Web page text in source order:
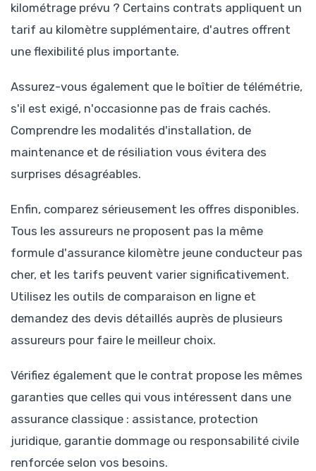
kilométrage prévu ? Certains contrats appliquent un
tarif au kilomètre supplémentaire, d'autres offrent
une flexibilité plus importante.
Assurez-vous également que le boîtier de télémétrie,
s'il est exigé, n'occasionne pas de frais cachés.
Comprendre les modalités d'installation, de
maintenance et de résiliation vous évitera des
surprises désagréables.
Enfin, comparez sérieusement les offres disponibles.
Tous les assureurs ne proposent pas la même
formule d'assurance kilomètre jeune conducteur pas
cher, et les tarifs peuvent varier significativement.
Utilisez les outils de comparaison en ligne et
demandez des devis détaillés auprès de plusieurs
assureurs pour faire le meilleur choix.
Vérifiez également que le contrat propose les mêmes
garanties que celles qui vous intéressent dans une
assurance classique : assistance, protection
juridique, garantie dommage ou responsabilité civile
renforcée selon vos besoins.